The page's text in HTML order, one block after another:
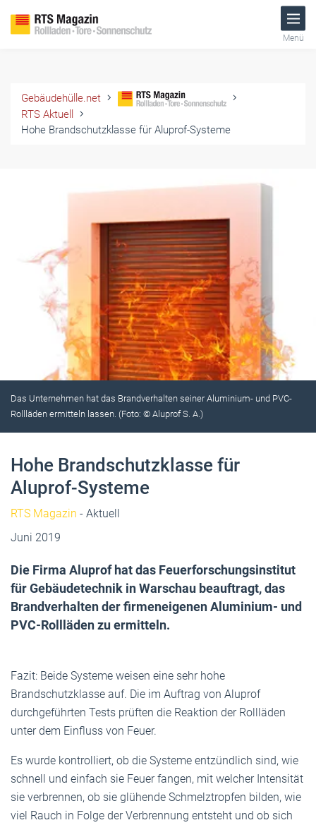
Menü
Gebäudehülle.net
RTS Aktuell
Hohe Brandschutzklasse für Aluprof-Systeme
Das Unternehmen hat das Brandverhalten seiner Aluminium- und PVC-
Rollläden ermitteln lassen. (Foto: © Aluprof S. A.)
Hohe Brandschutzklasse für
Aluprof-Systeme
RTS Magazin - Aktuell
Juni 2019
Die Firma Aluprof hat das Feuerforschungsinstitut
für Gebäudetechnik in Warschau beauftragt, das
Brandverhalten der firmeneigenen Aluminium- und
PVC-Rollläden zu ermitteln.
Fazit: Beide Systeme weisen eine sehr hohe
Brandschutzklasse auf. Die im Auftrag von Aluprof
durchgeführten Tests prüften die Reaktion der Rollläden
unter dem Einfluss von Feuer.
Es wurde kontrolliert, ob die Systeme entzündlich sind, wie
schnell und einfach sie Feuer fangen, mit welcher Intensität
sie verbrennen, ob sie glühende Schmelztropfen bilden, wie
viel Rauch in Folge der Verbrennung entsteht und ob sich